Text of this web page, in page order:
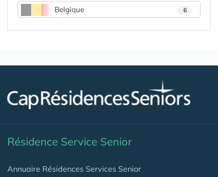
Belgique 6
Résidence Service Senior
Annuaire Résidences Services Senior